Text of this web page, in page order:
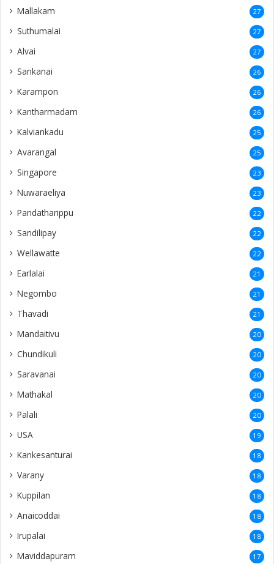
Mallakam 27
Suthumalai 27
Alvai 27
Sankanai 26
Karampon 26
Kantharmadam 26
Kalviankadu 25
Avarangal 25
Singapore 23
Nuwaraeliya 23
Pandatharippu 22
Sandilipay 22
Wellawatte 22
Earlalai 21
Negombo 21
Thavadi 21
Mandaitivu 20
Chundikuli 20
Saravanai 20
Mathakal 20
Palali 20
USA 19
Kankesanturai 18
Varany 18
Kuppilan 18
Anaicoddai 18
Irupalai 18
Maviddapuram 17